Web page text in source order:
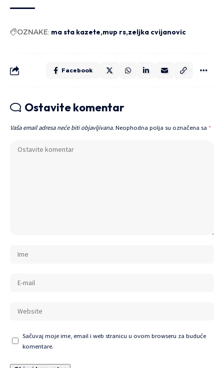
OZNAKE: ma sta kazete mup rs zeljka cvijanovic
Facebook
Ostavite komentar
Vaša email adresa neće biti objavljivana. Neophodna polja su označena sa *
Sačuvaj moje ime, email i web stranicu u ovom browseru za buduće
komentare.